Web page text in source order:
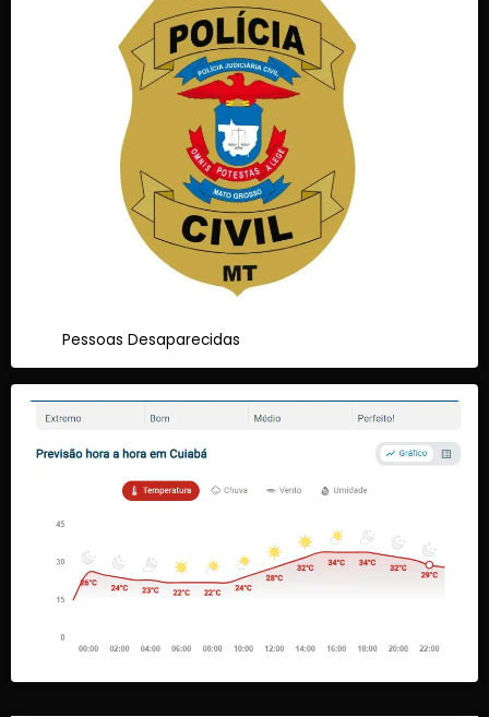
Pessoas Desaparecidas